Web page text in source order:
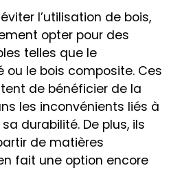
l’utilisation de bois,
opter pour des
telles que le
ou le bois composite. Ces
de bénéficier de la
les inconvénients liés à
durabilité. De plus, ils
de matières
fait une option encore